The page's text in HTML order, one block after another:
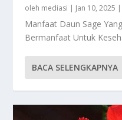
oleh mediasi | Jan 10, 2025 |
Manfaat Daun Sage
Bermanfaat Untuk
BACA SELENGKAPNYA